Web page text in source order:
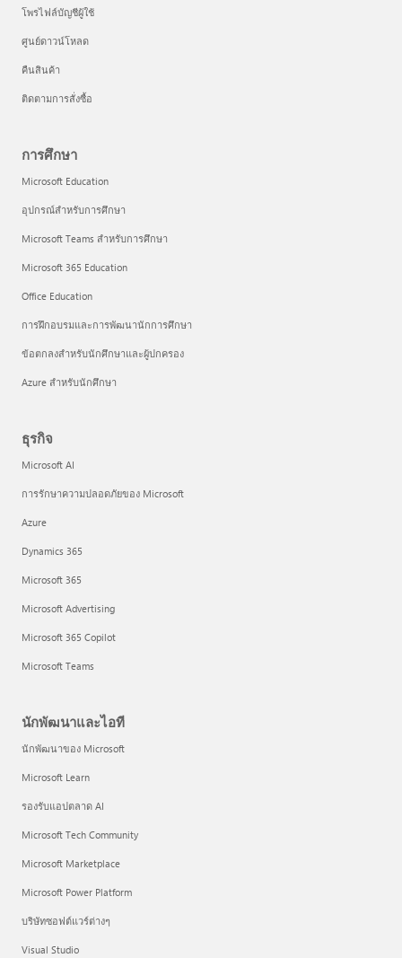
โพรไฟล์บัญชีผู้ใช้
ศูนย์ดาวน์โหลด
คืนสินค้า
ติดตามการสั่งซื้อ
การศึกษา
Microsoft Education
อุปกรณ์สำหรับการศึกษา
Microsoft Teams สำหรับการศึกษา
Microsoft 365 Education
Office Education
การฝึกอบรมและการพัฒนานักการศึกษา
ข้อตกลงสำหรับนักศึกษาและผู้ปกครอง
Azure สำหรับนักศึกษา
ธุรกิจ
Microsoft AI
การรักษาความปลอดภัยของ Microsoft
Azure
Dynamics 365
Microsoft 365
Microsoft Advertising
Microsoft 365 Copilot
Microsoft Teams
นักพัฒนาและไอที
นักพัฒนาของ Microsoft
Microsoft Learn
รองรับแอปตลาด AI
Microsoft Tech Community
Microsoft Marketplace
Microsoft Power Platform
บริษัทซอฟต์แวร์ต่างๆ
Visual Studio